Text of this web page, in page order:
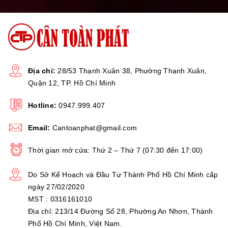
Môi trường
làm việc
Hoạt động trong môi trường thông
nơi
HÌNH ẢNH THỰC TẾ:
Địa chỉ: 28/53 Thạnh Xuân 38, Phường Thạnh Xuân,
Quận 12, TP. Hồ Chí Minh
Hotline: 0947.999.407
Email: Cantoanphat@gmail.com
Thời gian mở cửa: Thứ 2 – Thứ 7 (07:30 đến 17:00)
Do Sở Kế Hoạch và Đầu Tư Thành Phố Hồ Chí Minh cấp
ngày 27/02/2020
MST : 0316161010
Địa chỉ: 213/14 Đường Số 28, Phường An Nhơn, Thành
Phố Hồ Chí Minh, Việt Nam.